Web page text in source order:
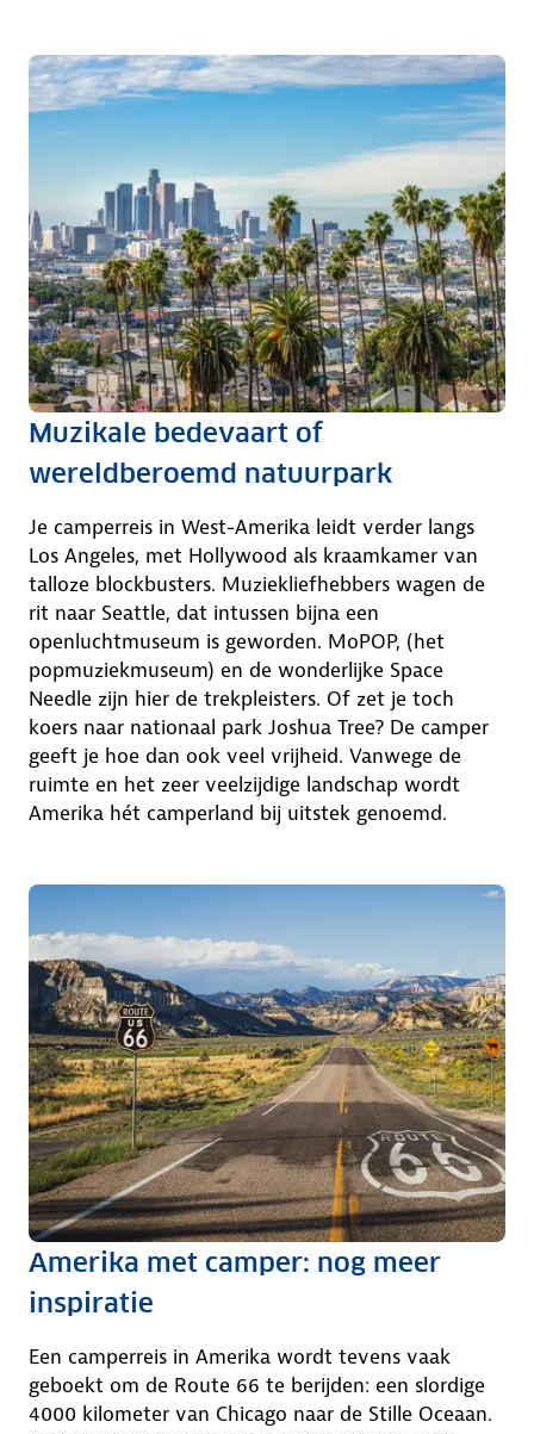
Muzikale bedevaart of
wereldberoemd natuurpark
Je camperreis in West-Amerika leidt verder langs
Los Angeles, met Hollywood als kraamkamer van
talloze blockbusters. Muziekliefhebbers wagen de
rit naar Seattle, dat intussen bijna een
openluchtmuseum is geworden. MoPOP, (het
popmuziekmuseum) en de wonderlijke Space
Needle zijn hier de trekpleisters. Of zet je toch
koers naar nationaal park Joshua Tree? De camper
geeft je hoe dan ook veel vrijheid. Vanwege de
ruimte en het zeer veelzijdige landschap wordt
Amerika hét camperland bij uitstek genoemd.
Amerika met camper: nog meer
inspiratie
Een camperreis in Amerika wordt tevens vaak
geboekt om de Route 66 te berijden: een slordige
4000 kilometer van Chicago naar de Stille Oceaan.